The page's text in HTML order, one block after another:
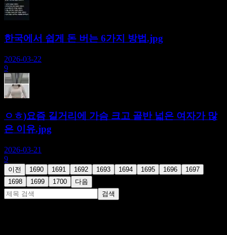
한국에서 쉽게 돈 버는 6가지 방법.jpg
2026-03-22
9
ㅇㅎ)요즘 길거리에 가슴 크고 골반 넓은 여자가 많
은 이유.jpg
2026-03-21
9
이전 1690 1691 1692 1693 1694 1695 1696
1697
1698
1699 1700
다음
검색